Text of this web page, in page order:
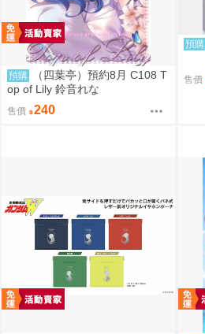
預購
（四葉亭）預約8月 C108 T
op of Lily 鈴音れな
售價 240
預購
售價